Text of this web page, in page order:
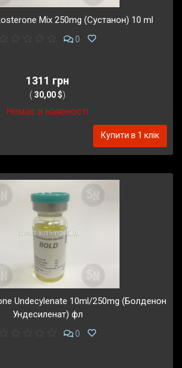
Mix 250mg (Сустанон) 10 ml
0
1311 грн
( 30,00 $)
Немає в наявності
Купити в 1 клік
Undecylenate 10ml/250mg (Болденон
Ундесиленат) фл
0